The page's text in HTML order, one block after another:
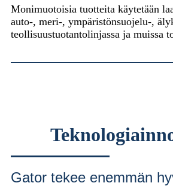
Monimuotoisia tuotteita käytetään
auto-, meri-, ympäristönsuojelu-,
teollisuustuotantolinjassa ja muissa
Gator tekee enemmän